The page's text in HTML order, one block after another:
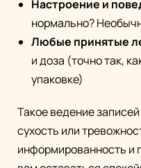
Настроение и
нормально?
Любые принятые
и доза (точно так,
упаковке)
Такое ведение
сухость или
информированность и